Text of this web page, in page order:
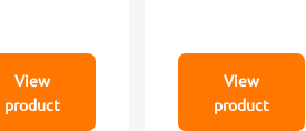
View
product
View
product